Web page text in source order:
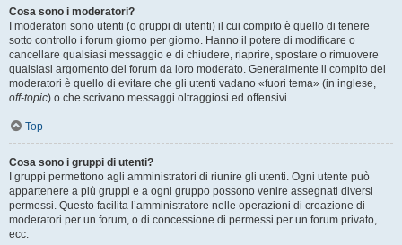
Cosa sono i moderatori?
I moderatori sono utenti (o gruppi di utenti) il cui compito è quello di tenere
sotto controllo i forum giorno per giorno. Hanno il potere di modificare o
cancellare qualsiasi messaggio e di chiudere, riaprire, spostare o rimuovere
qualsiasi argomento del forum da loro moderato. Generalmente il compito dei
moderatori è quello di evitare che gli utenti vadano «fuori tema» (in inglese,
off-topic) o che scrivano messaggi oltraggiosi ed offensivi.
Top
Cosa sono i gruppi di utenti?
I gruppi permettono agli amministratori di riunire gli utenti. Ogni utente può
appartenere a più gruppi e a ogni gruppo possono venire assegnati diversi
permessi. Questo facilita l’amministratore nelle operazioni di creazione di
moderatori per un forum, o di concessione di permessi per un forum privato,
ecc.